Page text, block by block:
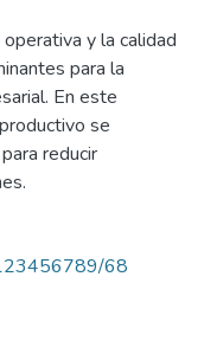
y la calidad
para la
En este
se
reducir
68